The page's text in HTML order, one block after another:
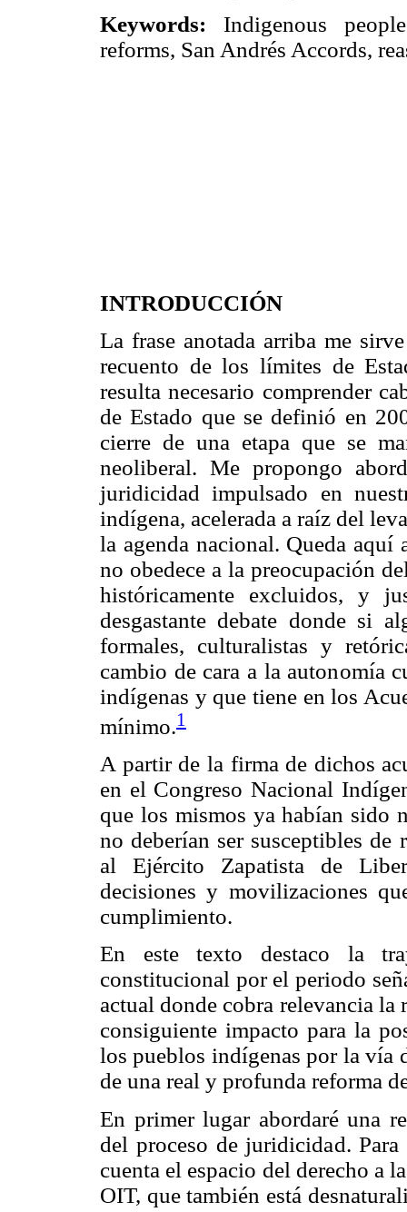
Keywords: Indigenous
reforms, San Andrés Accords,
INTRODUCCIÓN
La frase anotada arriba me
recuento de los límites de
resulta necesario comprender
de Estado que se definió en
cierre de una etapa que se
neoliberal. Me propongo
juridicidad impulsado en
indígena, acelerada a raíz del
la agenda nacional. Queda aquí
no obedece a la preocupación
históricamente excluidos, y
desgastante debate donde si
formales, culturalistas y
cambio de cara a la autonomía
indígenas y que tiene en los
mínimo.1
A partir de la firma de dichos
en el Congreso Nacional
que los mismos ya habían sido
no deberían ser susceptibles de
al Ejército Zapatista de
decisiones y movilizaciones
cumplimiento.
En este texto destaco la
constitucional por el periodo
actual donde cobra relevancia la
consiguiente impacto para la
los pueblos indígenas por la vía
de una real y profunda reforma
En primer lugar abordaré una
del proceso de juridicidad.
cuenta el espacio del derecho a
OIT, que también está